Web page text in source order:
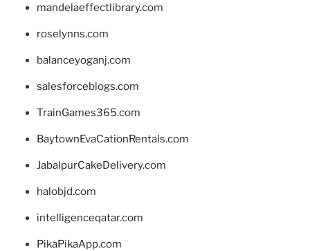
mandelaeffectlibrary.com
roselynns.com
balanceyoganj.com
salesforceblogs.com
TrainGames365.com
BaytownEvaCationRentals.com
JabalpurCakeDelivery.com
halobjd.com
intelligenceqatar.com
PikaPikaApp.com